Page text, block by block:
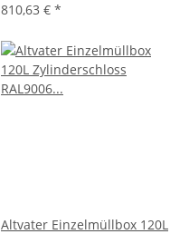
810,63 € *
Altvater Einzelmüllbox 120L